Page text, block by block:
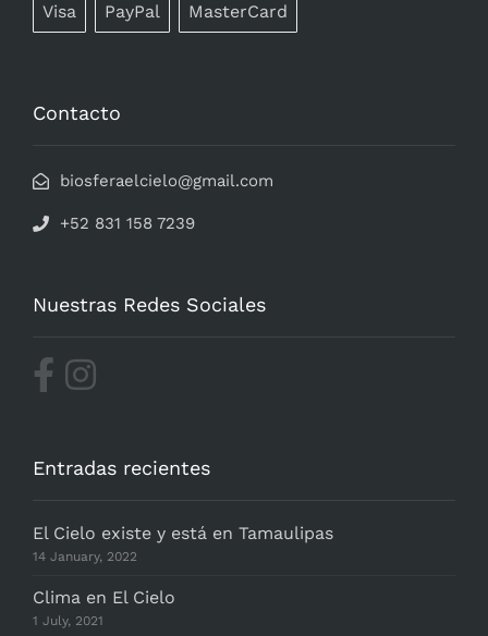
Visa PayPal MasterCard
Contacto
biosferaelcielo@gmail.com
+52 831 158 7239
Nuestras Redes Sociales
Entradas recientes
El Cielo existe y está en Tamaulipas
14 January, 2022
Clima en El Cielo
1 July, 2021